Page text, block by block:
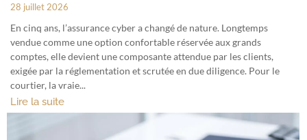
28 juillet 2026
En cinq ans, l’assurance cyber a changé de nature. Longtemps
vendue comme une option confortable réservée aux grands
comptes, elle devient une composante attendue par les clients,
exigée par la réglementation et scrutée en due diligence. Pour le
courtier, la vraie...
Lire la suite